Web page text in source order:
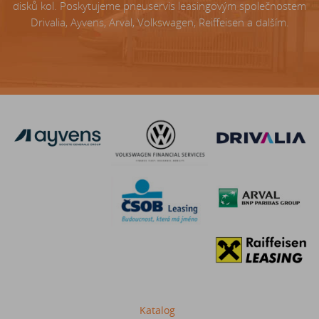
disků kol. Poskytujeme pneuservis leasingovým společnostem
Drivalia, Ayvens, Arval, Volkswagen, Reiffeisen a dalším.
Katalog